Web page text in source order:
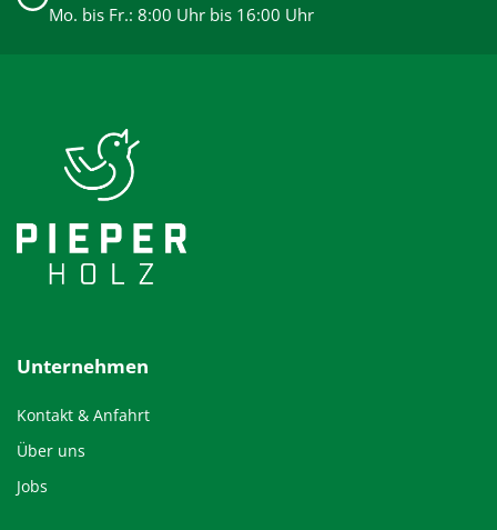
Mo. bis Fr.: 8:00 Uhr bis 16:00 Uhr
Unternehmen
Kontakt & Anfahrt
Über uns
Jobs